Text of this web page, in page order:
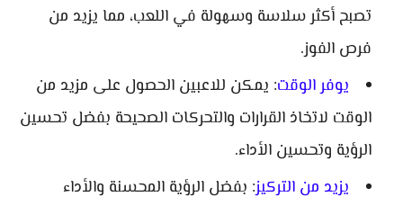
تصبح أكثر سلاسة وسهولة في اللعب، مما يزيد من
فرص الفوز.
يوفر الوقت: يمكن للاعبين الحصول على مزيد من
الوقت لاتخاذ القرارات والتحركات الصحيحة بفضل تحسين
الرؤية وتحسين الأداء.
يزيد من التركيز: بفضل الرؤية المحسنة والأداء